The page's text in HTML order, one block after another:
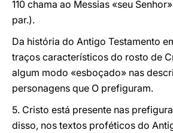
110 chama ao Messias «seu
par.).
Da história do Antigo Testamento
traços característicos do rosto de
algum modo «esboçado» nas
personagens que O prefiguram.
5. Cristo está presente nas
disso, nos textos proféticos do